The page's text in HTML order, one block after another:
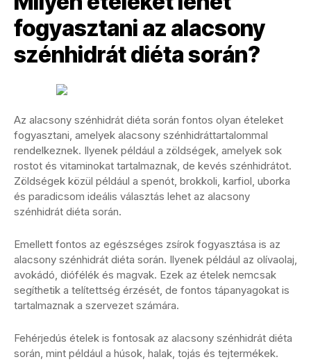
fogyasztani az alacsony
szénhidrát diéta során?
Az alacsony szénhidrát diéta során fontos olyan ételeket
fogyasztani, amelyek alacsony szénhidráttartalommal
rendelkeznek. Ilyenek például a zöldségek, amelyek sok
rostot és vitaminokat tartalmaznak, de kevés szénhidrátot.
Zöldségek közül például a spenót, brokkoli, karfiol, uborka
és paradicsom ideális választás lehet az alacsony
szénhidrát diéta során.
Emellett fontos az egészséges zsírok fogyasztása is az
alacsony szénhidrát diéta során. Ilyenek például az olívaolaj,
avokádó, diófélék és magvak. Ezek az ételek nemcsak
segíthetik a telítettség érzését, de fontos tápanyagokat is
tartalmaznak a szervezet számára.
Fehérjedús ételek is fontosak az alacsony szénhidrát diéta
során, mint például a húsok, halak, tojás és tejtermékek.